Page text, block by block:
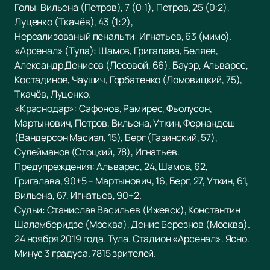
Голы: Вильена (Петров), 7 (0:1), Петров, 25 (0:2),
Луценко (Ткачёв), 43 (1:2),
Нереализованый пенальти: Игнатьев, 63 (мимо).
«Арсенал» (Тула): Шамов, Григалава, Беляев,
Александр Денисов (Лесовой, 66), Бауэр, Альварес,
Костадинов, Чаушич, Горбатенко (Ломовицкий, 75),
Ткачёв, Луценко.
«Краснодар»: Сафонов, Рамирес, Фьолусон,
Мартынович, Петров, Вильена, Уткин, Фернандеш
(Вандерсон Масиэл, 15), Берг (Газинский, 57),
Сулейманов (Стоцкий, 78), Игнатьев.
Предупреждения: Альварес, 24, Шамов, 62,
Григалава, 90+5 – Мартынович, 16, Берг, 27, Уткин, 61,
Вильена, 67, Игнатьев, 90+2.
Судьи: Станислав Васильев (Ижевск), Константин
Шаламберидзе (Москва), Денис Березнов (Москва).
24 ноября 2019 года. Тула. Стадион «Арсенал».Ясно.
Минус 3 градуса. 7815 зрителей.